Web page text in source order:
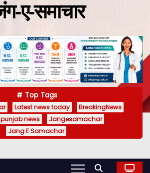
ए-समाचार
Top Tags
Latest news today
BreakingNews
punjab news
Jangesamachar
Jang E Samachar